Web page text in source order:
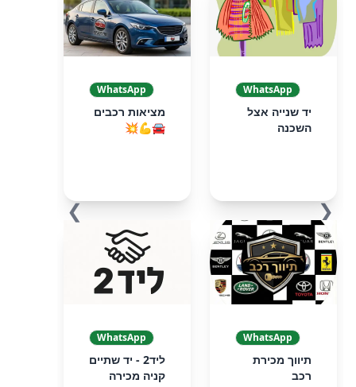
❮
WhatsApp
יד שנייה אצל
השכנה
WhatsApp
מציאות רכבים
🚘💪💥
WhatsApp
תיווך מכירת
רכב
WhatsApp
ליד2 - יד שתיים
קניה מכירה
❯